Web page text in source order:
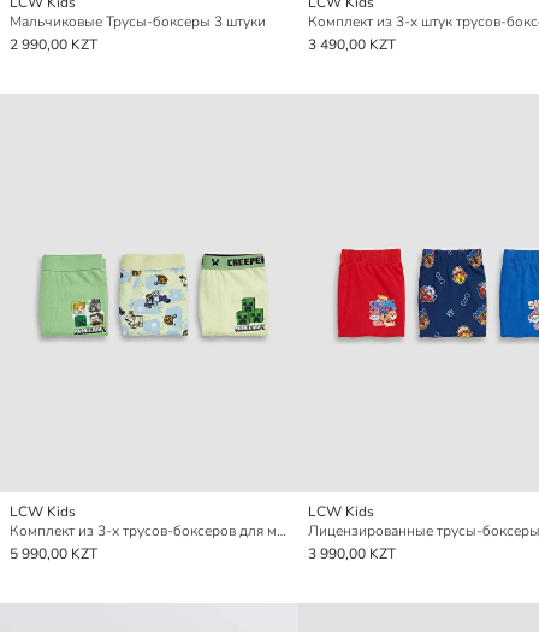
Мальчиковые Трусы-боксеры 3 штуки
2 990,00 KZT
3 490,00 KZT
LCW Kids
Комплект из 3-х трусов-боксеров для мальчиков с принтом Minecraft
5 990,00 KZT
LCW Kids
3 990,00 KZT